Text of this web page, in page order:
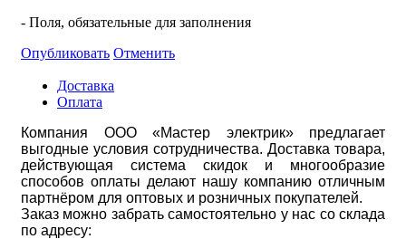
- Поля, обязательные для заполнения
Опубликовать Отменить
Доставка
Оплата
Компания ООО «Мастер электрик» предлагает
выгодные условия сотрудничества. Доставка товара,
действующая система скидок и многообразие
способов оплаты делают нашу компанию отличным
партнёром для оптовых и розничных покупателей.
Заказ можно забрать самостоятельно у нас со склада
по адресу: